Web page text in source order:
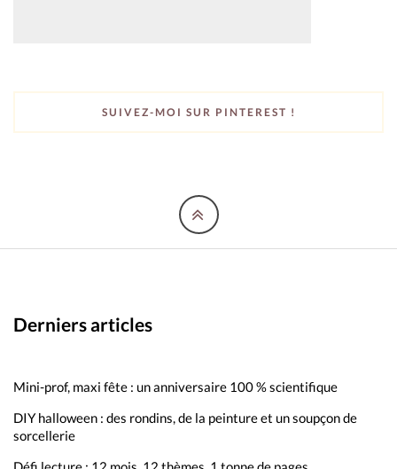
SUIVEZ-MOI SUR PINTEREST !
Derniers articles
Mini-prof, maxi fête : un anniversaire 100 % scientifique
DIY halloween : des rondins, de la peinture et un soupçon de
sorcellerie